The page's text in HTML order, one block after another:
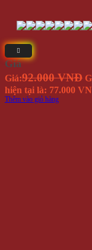
Giá
Giá:92.000 VNĐ
hiện tại là: 77.000
Thêm vào giỏ hàng